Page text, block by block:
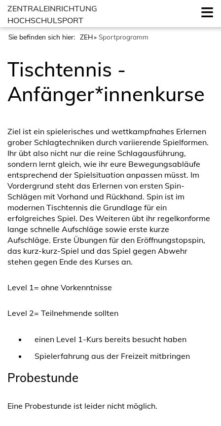
ZENTRALEINRICHTUNG
HOCHSCHULSPORT
Sie befinden sich hier: ZEH Sportprogramm
Tischtennis -
Anfänger*innenkurse
Ziel ist ein spielerisches und wettkampfnahes Erlernen
grober Schlagtechniken durch variierende Spielformen.
Ihr übt also nicht nur die reine Schlagausführung,
sondern lernt gleich, wie ihr eure Bewegungsabläufe
entsprechend der Spielsituation anpassen müsst. Im
Vordergrund steht das Erlernen von ersten Spin-
Schlägen mit Vorhand und Rückhand. Spin ist im
modernen Tischtennis die Grundlage für ein
erfolgreiches Spiel. Des Weiteren übt ihr regelkonforme
lange schnelle Aufschläge sowie erste kurze
Aufschläge. Erste Übungen für den Eröffnungstopspin,
das kurz-kurz-Spiel und das Spiel gegen Abwehr
stehen gegen Ende des Kurses an.
Level 1= ohne Vorkenntnisse
Level 2= Teilnehmende sollten
einen Level 1-Kurs bereits besucht haben
Spielerfahrung aus der Freizeit mitbringen
Probestunde
Eine Probestunde ist leider nicht möglich.